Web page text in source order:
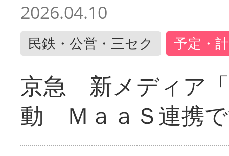
2026.04.10
民鉄・公営・三セク 予定・
京急 新メディア
動 ＭａａＳ連携